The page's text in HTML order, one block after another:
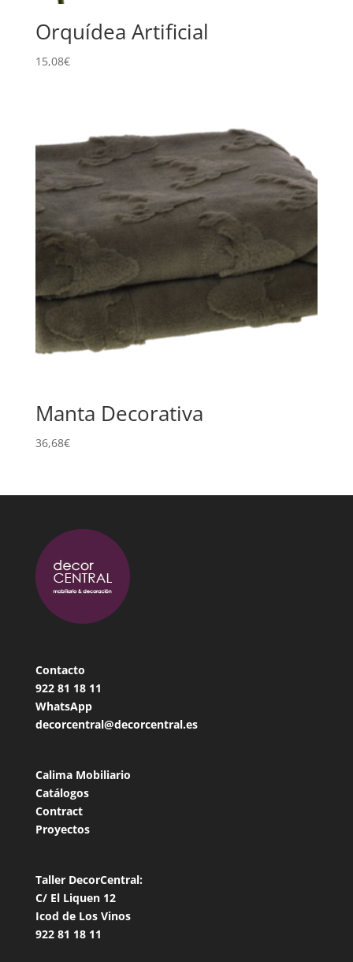
Orquídea Artificial
15,08€
Manta Decorativa
36,68€
Contacto
922 81 18 11
WhatsApp
decorcentral@decorcentral.es
Calima Mobiliario
Catálogos
Contract
Proyectos
Taller DecorCentral:
C/ El Liquen 12
Icod de Los Vinos
922 81 18 11